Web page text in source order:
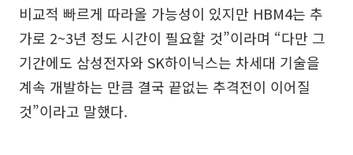
비교적 빠르게 따라올 가능성이 있지만 HBM4는 추
가로 2~3년 정도 시간이 필요할 것”이라며 “다만 그
기간에도 삼성전자와 SK하이닉스는 차세대 기술을
계속 개발하는 만큼 결국 끝없는 추격전이 이어질
것”이라고 말했다.